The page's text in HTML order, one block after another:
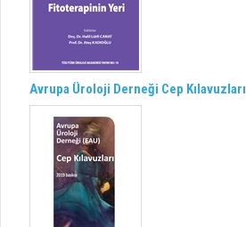
Avrupa Üroloji Derneği Cep Kılavuzları